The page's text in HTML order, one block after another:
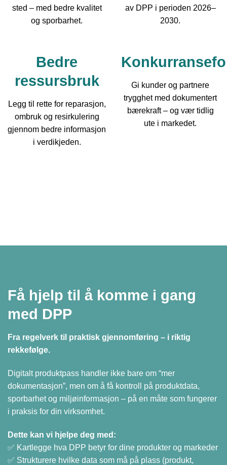
sted – med bedre kvalitet
og sporbarhet.
av DPP i perioden 2026–
2030.
Bedre
ressursbruk
Legg til rette for reparasjon,
ombruk og resirkulering
gjennom bedre informasjon
i verdikjeden.
Gi kunder og partnere
trygghet med dokumentert
bærekraft – og vær tidlig
ute i markedet.
Få hjelp til å komme i gang
med DPP
Fra regelverk til praktisk gjennomføring – i riktig
rekkefølge.
Digitalt produktpass handler ikke bare om “mer
dokumentasjon”, men om å få kontroll på produktdata,
sporbarhet og miljøinformasjon – på en måte som fungerer
i praksis for din virksomhet.
Dette kan vi hjelpe deg med:
✅ Kartlegge hva DPP betyr for dine produkter og markeder
✅ Strukturere hvilke data som må på plass (produkt,